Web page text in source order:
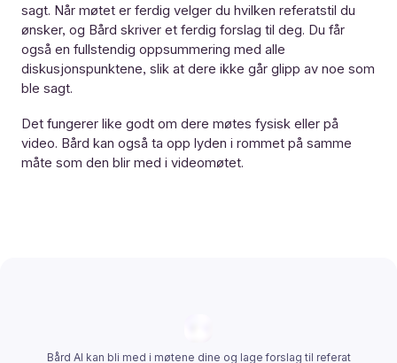
sagt. Når møtet er ferdig velger du hvilken referatstil du
ønsker, og Bård skriver et ferdig forslag til deg. Du får
også en fullstendig oppsummering med alle
diskusjonspunktene, slik at dere ikke går glipp av noe som
ble sagt.
Det fungerer like godt om dere møtes fysisk eller på
video. Bård kan også ta opp lyden i rommet på samme
måte som den blir med i videomøtet.
Bård AI kan bli med i møtene dine og lage forslag til referat